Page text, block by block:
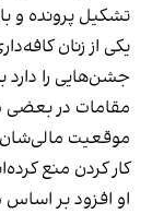
تشکیل پرونده و
یکی از زنان
جشن‌هایی را دارد
مقامات در بعضی
موقعیت مالی‌شان -
کار کردن منع
او افزود بر